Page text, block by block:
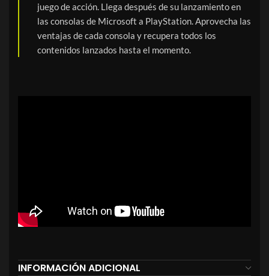
juego de acción. Llega después de su lanzamiento en
las consolas de Microsoft a PlayStation. Aprovecha las
ventajas de cada consola y recupera todos los
contenidos lanzados hasta el momento.
INFORMACIÓN ADICIONAL